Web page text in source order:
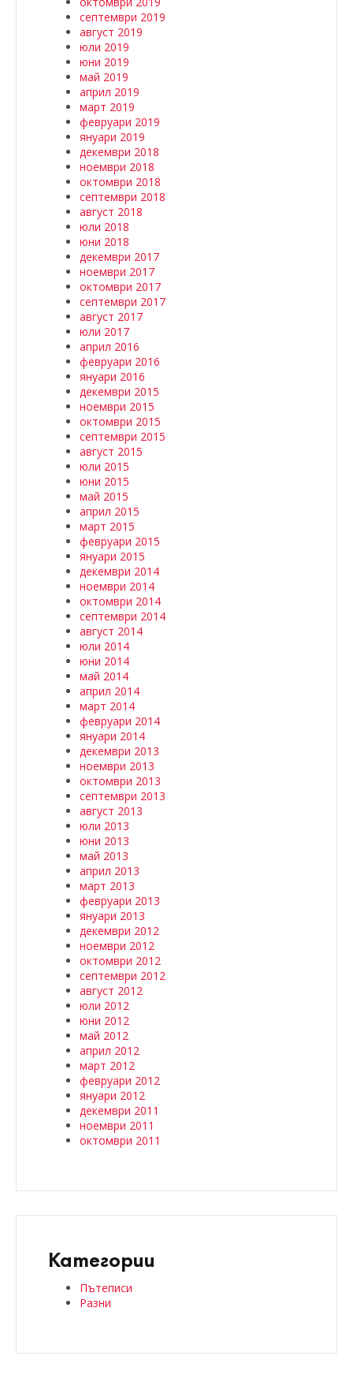
септември 2019
август 2019
юли 2019
юни 2019
май 2019
април 2019
март 2019
февруари 2019
януари 2019
декември 2018
ноември 2018
октомври 2018
септември 2018
август 2018
юли 2018
юни 2018
декември 2017
ноември 2017
октомври 2017
септември 2017
август 2017
юли 2017
април 2016
февруари 2016
януари 2016
декември 2015
ноември 2015
октомври 2015
септември 2015
август 2015
юли 2015
юни 2015
май 2015
април 2015
март 2015
февруари 2015
януари 2015
декември 2014
ноември 2014
октомври 2014
септември 2014
август 2014
юли 2014
юни 2014
май 2014
април 2014
март 2014
февруари 2014
януари 2014
декември 2013
ноември 2013
октомври 2013
септември 2013
август 2013
юли 2013
юни 2013
май 2013
април 2013
март 2013
февруари 2013
януари 2013
декември 2012
ноември 2012
октомври 2012
септември 2012
август 2012
юли 2012
юни 2012
май 2012
април 2012
март 2012
февруари 2012
януари 2012
декември 2011
ноември 2011
октомври 2011
Категории
Пътеписи
Разни